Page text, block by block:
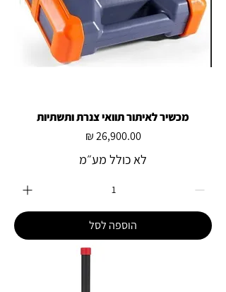
מכשיר לאיתור תוואי צנרת ותשתיות
מחיר‏26,900.00 ‏₪
לא כולל מע״מ
הוספה לסל